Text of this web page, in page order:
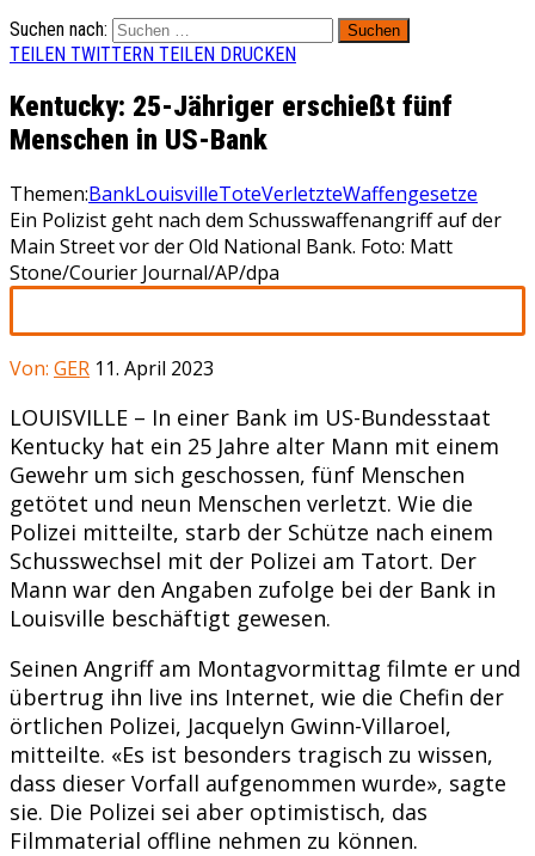
Suchen nach:
TEILEN TWITTERN TEILEN DRUCKEN
Kentucky: 25-Jähriger erschießt fünf
Menschen in US-Bank
Themen:BankLouisvilleToteVerletzteWaffengesetze
Ein Polizist geht nach dem Schusswaffenangriff auf der
Main Street vor der Old National Bank. Foto: Matt
Stone/Courier Journal/AP/dpa
Von: GER 11. April 2023
LOUISVILLE – In einer Bank im US-Bundesstaat
Kentucky hat ein 25 Jahre alter Mann mit einem
Gewehr um sich geschossen, fünf Menschen
getötet und neun Menschen verletzt. Wie die
Polizei mitteilte, starb der Schütze nach einem
Schusswechsel mit der Polizei am Tatort. Der
Mann war den Angaben zufolge bei der Bank in
Louisville beschäftigt gewesen.
Seinen Angriff am Montagvormittag filmte er und
übertrug ihn live ins Internet, wie die Chefin der
örtlichen Polizei, Jacquelyn Gwinn-Villaroel,
mitteilte. «Es ist besonders tragisch zu wissen,
dass dieser Vorfall aufgenommen wurde», sagte
sie. Die Polizei sei aber optimistisch, das
Filmmaterial offline nehmen zu können.